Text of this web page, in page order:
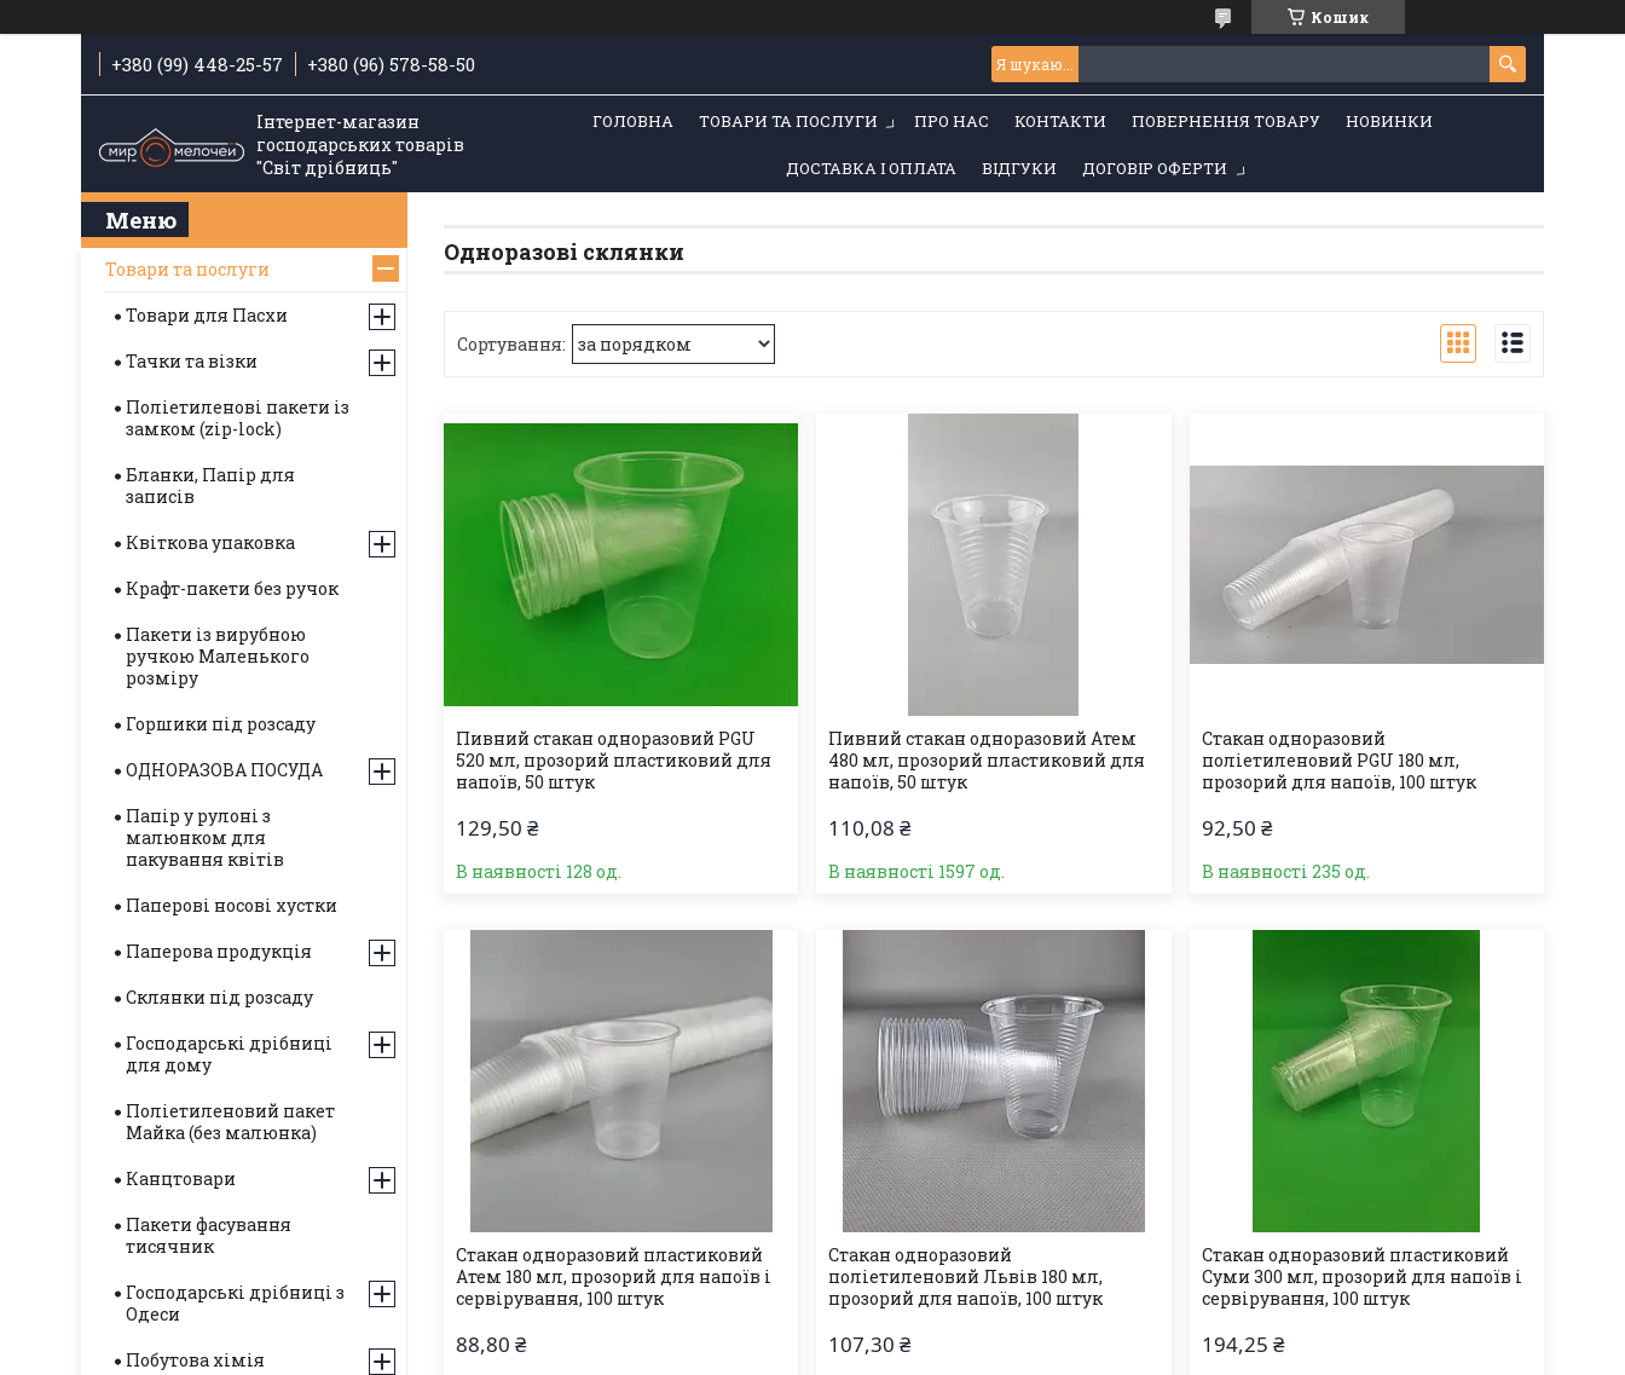
Кошик
+380 (99) 448-25-57 +380 (96) 578-58-50
Інтернет-магазин
господарських товарів
"Світ дрібниць"
ГОЛОВНА ТОВАРИ ТА ПОСЛУГИ ПРО НАС КОНТАКТИ ПОВЕРНЕННЯ ТОВАРУ НОВИНКИ
ДОСТАВКА І ОПЛАТА ВІДГУКИ ДОГОВІР ОФЕРТИ
Одноразові склянки
Пивний стакан одноразовий PGU
520 мл, прозорий пластиковий для
напоїв, 50 штук
129,50 ₴
В наявності 128 од.
Пивний стакан одноразовий Атем
480 мл, прозорий пластиковий для
напоїв, 50 штук
110,08 ₴
В наявності 1597 од.
Стакан одноразовий
поліетиленовий PGU 180 мл,
прозорий для напоїв, 100 штук
92,50 ₴
В наявності 235 од.
Стакан одноразовий пластиковий
Атем 180 мл, прозорий для напоїв і
сервірування, 100 штук
88,80 ₴
Стакан одноразовий
поліетиленовий Львів 180 мл,
прозорий для напоїв, 100 штук
107,30 ₴
Стакан одноразовий пластиковий
Суми 300 мл, прозорий для напоїв і
сервірування, 100 штук
194,25 ₴
Товари та послуги
Товари для Пасхи
Тачки та візки
Поліетиленові пакети із
замком (zip-lock)
Бланки, Папір для
записів
Квіткова упаковка
Крафт-пакети без ручок
Пакети із вирубною
ручкою Маленького
розміру
Горшики під розсаду
ОДНОРАЗОВА ПОСУДА
Папір у рулоні з
малюнком для
пакування квітів
Паперові носові хустки
Паперова продукція
Склянки під розсаду
Господарські дрібниці
для дому
Поліетиленовий пакет
Майка (без малюнка)
Канцтовари
Пакети фасування
тисячник
Господарські дрібниці з
Одеси
Побутова хімія